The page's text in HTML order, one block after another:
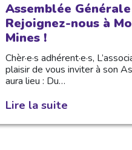
Assemblée
Rejoignez-nous à
Mines !
Chèr·e·s adhérent·e·s,
plaisir de vous inviter à son
aura lieu : Du…
Lire la suite